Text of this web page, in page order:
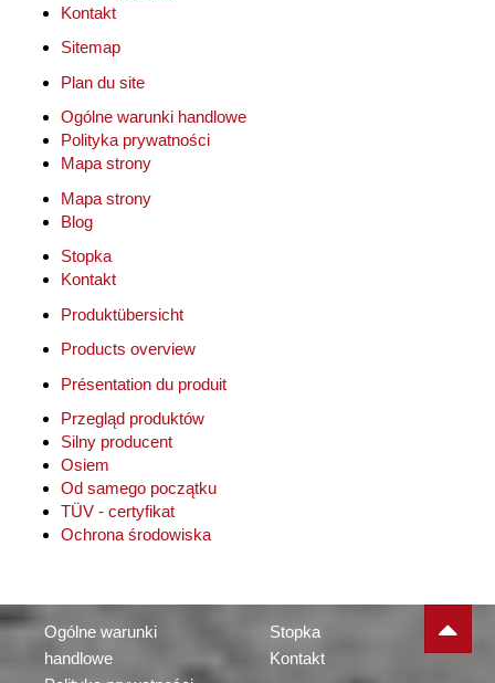
Kontakt
Sitemap
Plan du site
Ogólne warunki handlowe
Polityka prywatności
Mapa strony
Mapa strony
Blog
Stopka
Kontakt
Produktübersicht
Products overview
Présentation du produit
Przegląd produktów
Silny producent
Osiem
Od samego początku
TÜV - certyfikat
Ochrona środowiska
Ogólne warunki
handlowe
Stopka
Kontakt